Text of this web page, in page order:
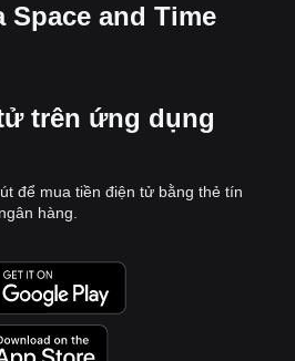
Space and Time
trên ứng dụng
để mua tiền điện tử bằng thẻ tín
hàng.